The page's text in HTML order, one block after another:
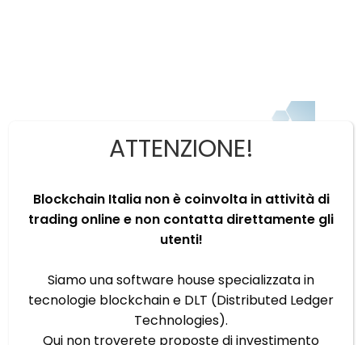
IMQ si affida a Blockchain Italia per i certificati
di conformità
Redazione Blockchain Italia|Mar 27, 2023
Senza categoria
ATTENZIONE!
Blockchain Italia non è coinvolta in attività di
trading online e non contatta direttamente gli
utenti!
Siamo una software house specializzata in
tecnologie blockchain e DLT (Distributed Ledger
Technologies).
Qui non troverete proposte di investimento